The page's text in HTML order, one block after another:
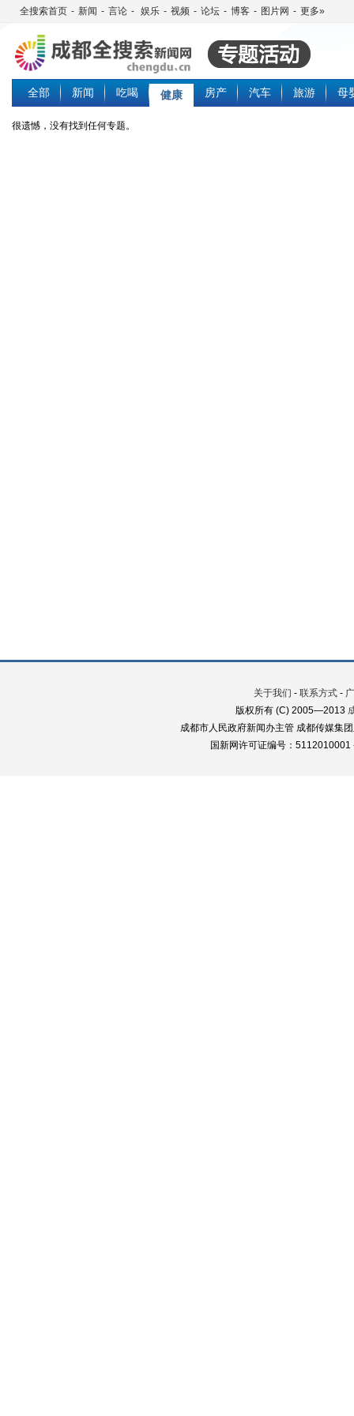
全搜索首页 - 新闻 - 言论 - 娱乐 - 视频 - 论坛 - 博客 - 图片网 - 更多»
全部 新闻 吃喝 健康 房产 汽车 旅游 母
很遗憾，没有找到任何专题。
关于我们 - 联系方式 -
版权所有 (C) 2005—2013
成都市人民政府新闻办主管 成都传媒集
国新网许可证编号：